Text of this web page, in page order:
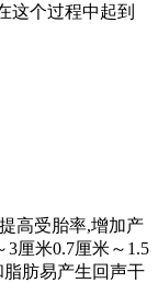
这个过程中起到
高受胎率,增加产
厘米0.7厘米～1.5
脂肪易产生回声干